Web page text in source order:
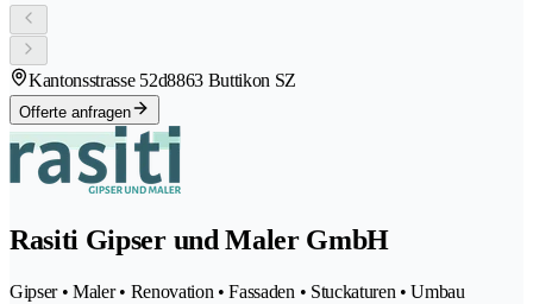
Kantonsstrasse 52d8863 Buttikon SZ
Offerte anfragen
Rasiti Gipser und Maler GmbH
Gipser • Maler • Renovation • Fassaden • Stuckaturen • Umbau